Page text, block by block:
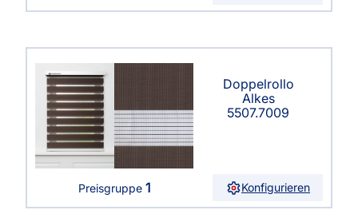
Doppelrollo
Alkes
5507.7009
Preisgruppe 1 Konfigurieren